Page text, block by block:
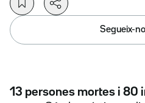
Segueix-
13 persones mortes i 80